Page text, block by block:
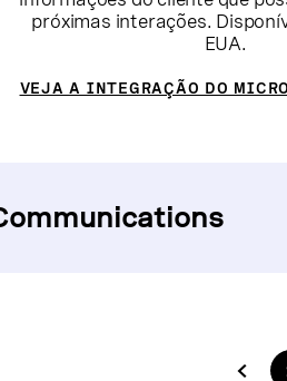
próximas interações.
EUA.
VEJA A INTEGRAÇÃO DO